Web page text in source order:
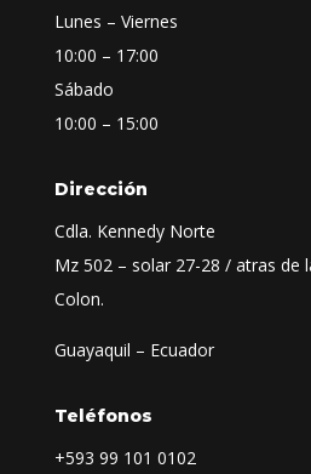
Lunes – Viernes
10:00 – 17:00
Sábado
10:00 – 15:00
Dirección
Cdla. Kennedy Norte
Mz 502 – solar 27-28 / atras de
Colon.
Guayaquil – Ecuador
Teléfonos
+593 99 101 0102